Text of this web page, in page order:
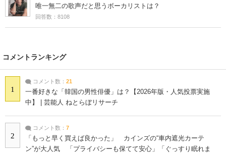
唯一無二の歌声だと思うボーカリストは？
回答数：8108
コメントランキング
1
コメント数： 21
一番好きな「韓国の男性俳優」は？【2026年版・人気投票実施
中】 | 芸能人 ねとらぼリサーチ
2
コメント数： 7
「もっと早く買えば良かった」 カインズの“車内遮光カーテ
ン”が大人気 「プライバシーも保てて安心」「ぐっすり眠れま